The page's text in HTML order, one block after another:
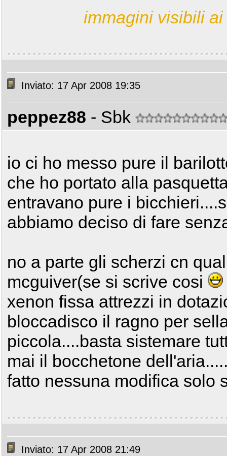
immagini visibili
Inviato: 17 Apr 2008 19:35
peppez88 - Sbk
io ci ho messo pure il
che ho portato alla
entravano pure i
abbiamo deciso di fare
no a parte gli scherzi cn
mcguiver(se si scrive cosi
xenon fissa attrezzi in
bloccadisco il ragno per
piccola....basta sistemare
mai il bocchetone
fatto nessuna modifica solo
Inviato: 17 Apr 2008 21:49